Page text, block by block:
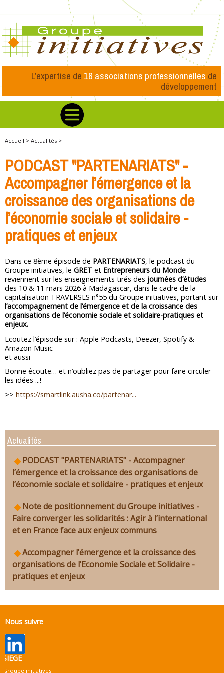
L’expertise de 16 associations professionnelles de
développement
Accueil > Actualités >
PODCAST "PARTENARIATS" -
Accompagner l’émergence et la
croissance des organisations de
l’économie sociale et solidaire -
pratiques et enjeux
Dans ce 8ème épisode de PARTENARIATS, le podcast du
Groupe initiatives, le GRET et Entrepreneurs du Monde
reviennent sur les enseignements tirés des journées d’études
des 10 & 11 mars 2026 à Madagascar, dans le cadre de la
capitalisation TRAVERSES n°55 du Groupe initiatives, portant sur
l’accompagnement de l’émergence et de la croissance des
organisations de l’économie sociale et solidaire-pratiques et
enjeux.
Ecoutez l’épisode sur : Apple Podcasts, Deezer, Spotify &
Amazon Music
et aussi
Bonne écoute… et n’oubliez pas de partager pour faire circuler
les idées ...!
>> https://smartlink.ausha.co/partenar...
Actualités
PODCAST "PARTENARIATS" - Accompagner
l’émergence et la croissance des organisations de
l’économie sociale et solidaire - pratiques et enjeux
Note de positionnement du Groupe initiatives -
Faire converger les solidarités : Agir à l’international
et en France face aux enjeux communs
Accompagner l’émergence et la croissance des
organisations de l’Economie Sociale et Solidaire -
pratiques et enjeux
Nous suivre
SIEGE
Groupe initiatives